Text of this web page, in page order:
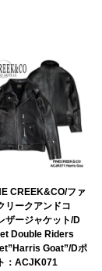
CREEK&CO/ファ
リークアンドコ
ザージャケット/D
Double Riders
Goat”/Dポ
：ACJK071